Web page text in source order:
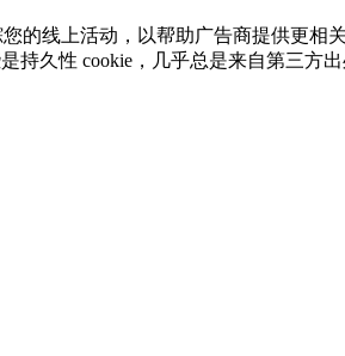
您的线上活动，以帮助广告商提供更相
持久性 cookie，几乎总是来自第三方